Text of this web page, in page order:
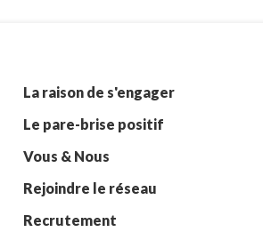
La raison de s'engager
Le pare-brise positif
Vous & Nous
Rejoindre le réseau
Recrutement